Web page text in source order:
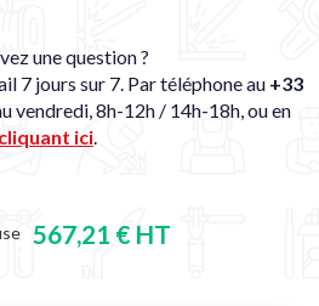
une question ?
7 jours sur 7. Par téléphone au +33
vendredi, 8h-12h / 14h-18h, ou en
cliquant ici.
567,21 € HT